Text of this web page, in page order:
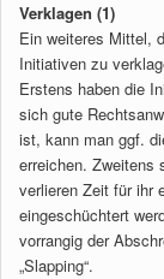
Verklagen (1)
Ein weiteres Mittel,
Initiativen zu
Erstens haben die
sich gute
ist, kann man ggf.
erreichen. Zweitens
verlieren Zeit für ihr
eingeschüchtert
vorrangig der
„Slapping“.